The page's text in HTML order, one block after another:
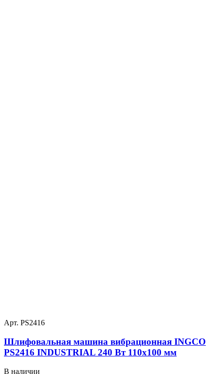
Арт. PS2416
Шлифовальная машина вибрационная INGCO
PS2416 INDUSTRIAL 240 Вт 110х100 мм
В наличии